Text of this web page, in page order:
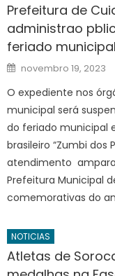
Prefeitura de
administrao
feriado
Posted
on
novembro 19, 2023
O expediente nos
municipal será
do feriado municipal
brasileiro “Zumbi dos
atendimento
Prefeitura Municipal
comemorativas do
NOTICIAS
Atletas de